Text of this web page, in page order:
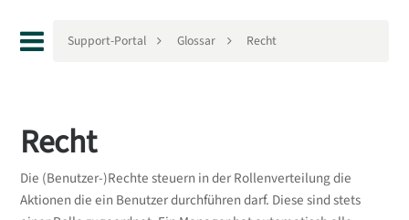
Support-Portal Glossar Recht
Recht
Die (Benutzer-)Rechte steuern in der Rollenverteilung die
Aktionen die ein Benutzer durchführen darf. Diese sind stets